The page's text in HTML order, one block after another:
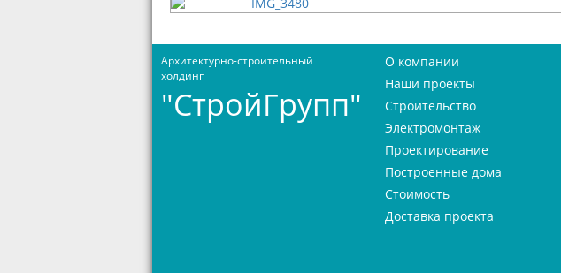
Архитектурно-строительный
холдинг
"СтройГрупп"
О компании
Наши проекты
Строительство
Электромонтаж
Проектирование
Построенные дома
Стоимость
Доставка проекта